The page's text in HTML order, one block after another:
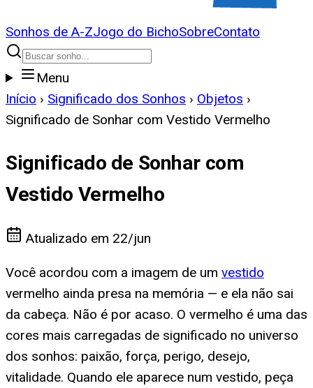
Sonhos de A-ZJogo do BichoSobreContato
Menu
Início › Significado dos Sonhos › Objetos ›
Significado de Sonhar com Vestido Vermelho
Significado de Sonhar com
Vestido Vermelho
Atualizado em 22/jun
Você acordou com a imagem de um vestido
vermelho ainda presa na memória — e ela não sai
da cabeça. Não é por acaso. O vermelho é uma das
cores mais carregadas de significado no universo
dos sonhos: paixão, força, perigo, desejo,
vitalidade. Quando ele aparece num vestido, peça